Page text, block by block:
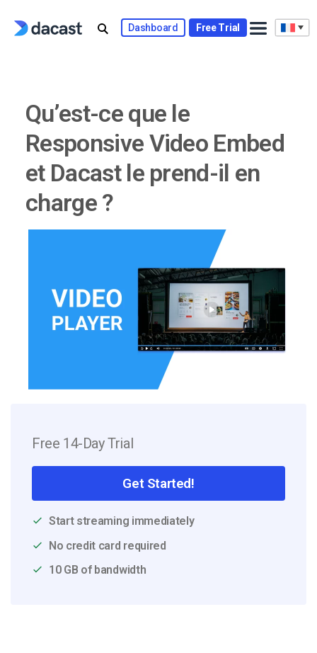
Dashboard Free Trial
Qu’est-ce que le
Responsive Video Embed
et Dacast le prend-il en
charge ?
Free 14-Day Trial
Get Started!
Start streaming immediately
No credit card required
10 GB of bandwidth